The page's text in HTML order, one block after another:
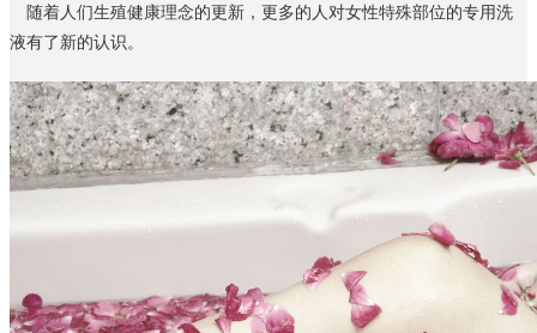
随着人们生殖健康理念的更新，更多的人对女性特殊部位的专用洗
液有了新的认识。